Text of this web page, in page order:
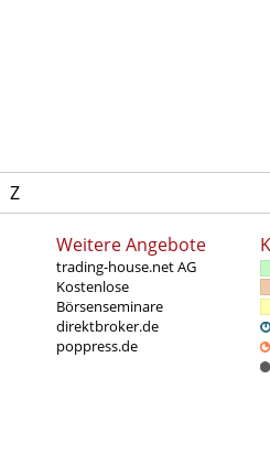
Z
Weitere Angebote
trading-house.net AG
Kostenlose
Börsenseminare
direktbroker.de
poppress.de